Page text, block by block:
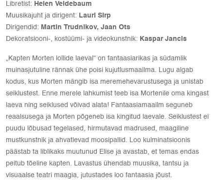
Libretist: Helen Veidebaum
Muusikajuht ja dirigent: Lauri Sirp
Dirigendid: Martin Trudnikov, Jaan Ots
Dekoratsiooni-, kostüümi- ja videokunstnik: Kaspar Jancis
„Kapten Morten lollide laeval“ on fantaasiarikas ja südamlik
muinasjutuline rännak ühe poisi kujutlusmaailma. Lugu algab
kodus, kus Morten mängib isa meremehevarustusega ja unistab
seiklustest. Enne merele lahkumist teeb isa Mortenile oma kingast
laeva ning seiklused võivad alata! Fantaasiamaailm seguneb
reaalsusega ja Morten põgeneb isa kingitud laevale. Seiklustest ei
puudu lõbusad tegelased, hirmutavad madrused, maagiline
mustkunstnik ja ahvatlevad moosipallid. Loo kulminatsioonis
päästab ta liblikaks muutunud Elise ja avastab, et temas endas
peitub tõeline kapten. Lavastus ühendab muusika, tantsu ja
visuaalse teatri maagia, jutustades loo fantaasia jõust.